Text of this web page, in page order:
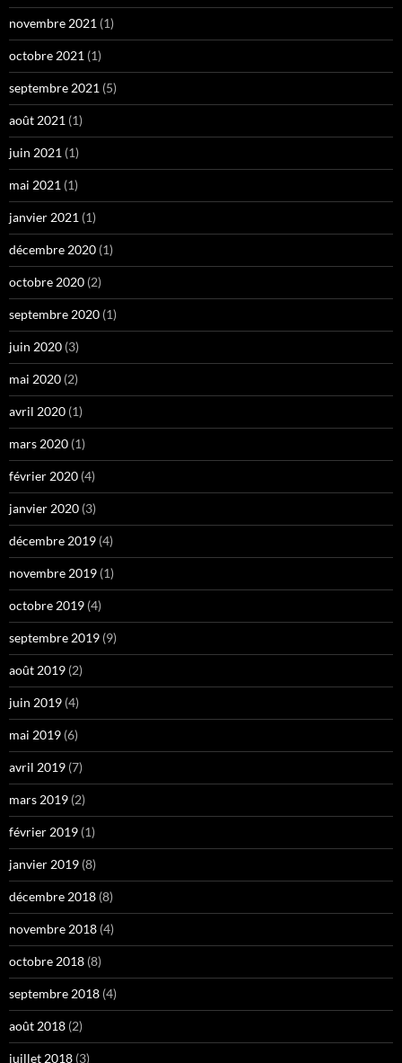
novembre 2021 (1)
octobre 2021 (1)
septembre 2021 (5)
août 2021 (1)
juin 2021 (1)
mai 2021 (1)
janvier 2021 (1)
décembre 2020 (1)
octobre 2020 (2)
septembre 2020 (1)
juin 2020 (3)
mai 2020 (2)
avril 2020 (1)
mars 2020 (1)
février 2020 (4)
janvier 2020 (3)
décembre 2019 (4)
novembre 2019 (1)
octobre 2019 (4)
septembre 2019 (9)
août 2019 (2)
juin 2019 (4)
mai 2019 (6)
avril 2019 (7)
mars 2019 (2)
février 2019 (1)
janvier 2019 (8)
décembre 2018 (8)
novembre 2018 (4)
octobre 2018 (8)
septembre 2018 (4)
août 2018 (2)
juillet 2018 (3)